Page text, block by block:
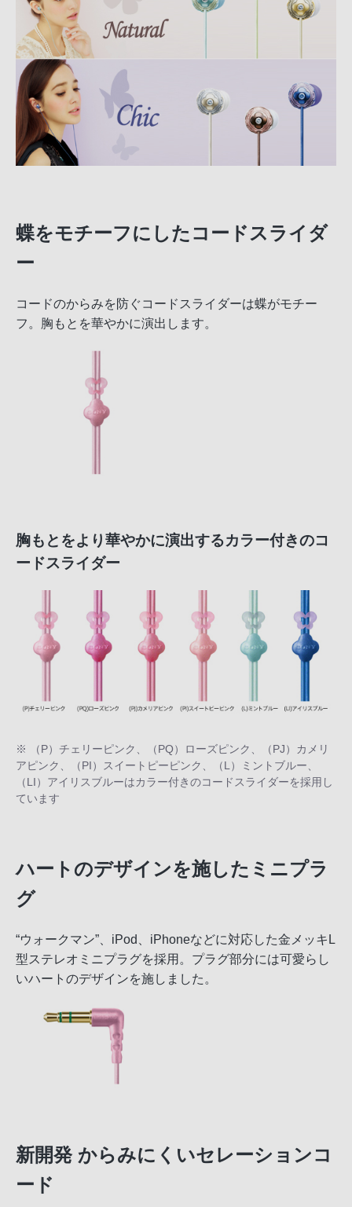
蝶をモチーフにしたコードスライダ
ー
コードのからみを防ぐコードスライダーは蝶がモチー
フ。胸もとを華やかに演出します。
胸もとをより華やかに演出するカラー付きのコ
ードスライダー
※ （P）チェリーピンク、（PQ）ローズピンク、（PJ）カメリ
アピンク、（PI）スイートピーピンク、（L）ミントブルー、
（LI）アイリスブルーはカラー付きのコードスライダーを採用し
ています
ハートのデザインを施したミニプラ
グ
“ウォークマン”、iPod、iPhoneなどに対応した金メッキL
型ステレオミニプラグを採用。プラグ部分には可愛らし
いハートのデザインを施しました。
新開発 からみにくいセレーションコ
ード